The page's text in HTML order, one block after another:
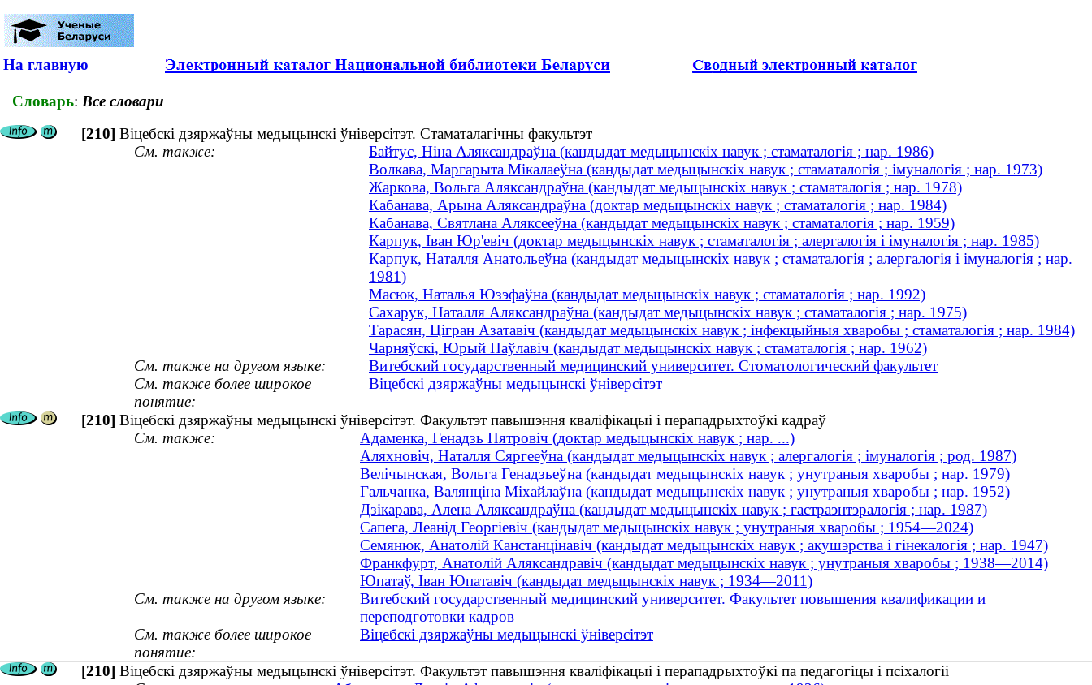
На главную
Словарь: Все словари
[210] Віцебскі дзяржаўны медыцынскі ўніверсітэт. Стаматалагічны факультэт
См. также:
Байтус, Ніна Аляксандраўна (кандыдат медыцынскіх навук ; стаматалогія ; нар. 1986)
Волкава, Маргарыта Мікалаеўна (кандыдат медыцынскіх навук ; стаматалогія ; імуналогія ; нар. 1973)
Жаркова, Вольга Аляксандраўна (кандыдат медыцынскіх навук ; стаматалогія ; нар. 1978)
Кабанава, Арына Аляксандраўна (доктар медыцынскіх навук ; стаматалогія ; нар. 1984)
Кабанава, Святлана Аляксееўна (кандыдат медыцынскіх навук ; стаматалогія ; нар. 1959)
Карпук, Іван Юр'евіч (доктар медыцынскіх навук ; стаматалогія ; алергалогія і імуналогія ; нар. 1985)
Карпук, Наталля Анатольеўна (кандыдат медыцынскіх навук ; стаматалогія ; алергалогія і імуналогія ; нар.
1981)
Масюк, Наталья Юзэфаўна (кандыдат медыцынскіх навук ; стаматалогія ; нар. 1992)
Сахарук, Наталля Аляксандраўна (кандыдат медыцынскіх навук ; стаматалогія ; нар. 1975)
Тарасян, Цігран Азатавіч (кандыдат медыцынскіх навук ; інфекцыйныя хваробы ; стаматалогія ; нар. 1984)
Чарняўскі, Юрый Паўлавіч (кандыдат медыцынскіх навук ; стаматалогія ; нар. 1962)
См. также на другом языке:
Витебский государственный медицинский университет. Стоматологический факультет
См. также более широкое
понятие:
Віцебскі дзяржаўны медыцынскі ўніверсітэт
[210] Віцебскі дзяржаўны медыцынскі ўніверсітэт. Факультэт павышэння кваліфікацыі і перападрыхтоўкі кадраў
См. также:
Адаменка, Генадзь Пятровіч (доктар медыцынскіх навук ; нар. ...)
Аляхновіч, Наталля Сяргееўна (кандыдат медыцынскіх навук ; алергалогія ; імуналогія ; род. 1987)
Велічынская, Вольга Генадзьеўна (кандыдат медыцынскіх навук ; унутраныя хваробы ; нар. 1979)
Гальчанка, Валянціна Міхайлаўна (кандыдат медыцынскіх навук ; унутраныя хваробы ; нар. 1952)
Дзікарава, Алена Аляксандраўна (кандыдат медыцынскіх навук ; гастраэнтэралогія ; нар. 1987)
Сапега, Леанід Георгіевіч (кандыдат медыцынскіх навук ; унутраныя хваробы ; 1954—2024)
Семянюк, Анатолій Канстанцінавіч (кандыдат медыцынскіх навук ; акушэрства і гінекалогія ; нар. 1947)
Франкфурт, Анатолій Аляксандравіч (кандыдат медыцынскіх навук ; унутраныя хваробы ; 1938—2014)
Юпатаў, Іван Юпатавіч (кандыдат медыцынскіх навук ; 1934—2011)
См. также на другом языке:
Витебский государственный медицинский университет. Факультет повышения квалификации и
переподготовки кадров
См. также более широкое
понятие:
Віцебскі дзяржаўны медыцынскі ўніверсітэт
[210] Віцебскі дзяржаўны медыцынскі ўніверсітэт. Факультэт павышэння кваліфікацыі і перападрыхтоўкі па педагогіцы і псіхалогіі